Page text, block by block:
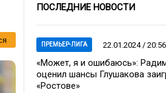
ПОСЛЕДНИЕ НОВОСТИ
ПРЕМЬЕР-ЛИГА 22.01.2024 / 20:56
«Может, я и ошибаюсь»:
оценил шансы Глушакова
«Ростове»